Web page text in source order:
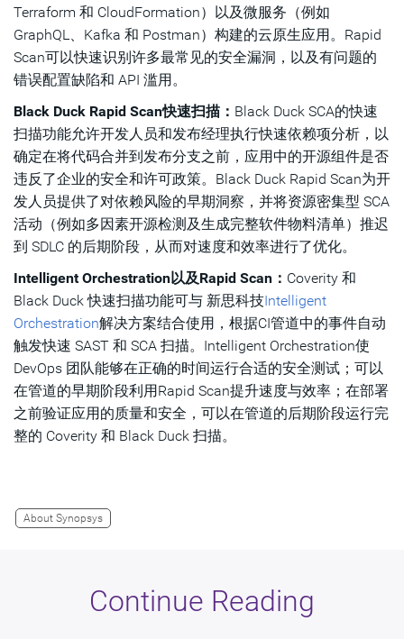
Terraform 和 CloudFormation）以及微服务（例如
GraphQL、Kafka 和 Postman）构建的云原生应用。Rapid
Scan可以快速识别许多最常见的安全漏洞，以及有问题的
错误配置缺陷和 API 滥用。
Black Duck Rapid Scan快速扫描： Black Duck SCA的快速
扫描功能允许开发人员和发布经理执行快速依赖项分析，以
确定在将代码合并到发布分支之前，应用中的开源组件是否
违反了企业的安全和许可政策。Black Duck Rapid Scan为开
发人员提供了对依赖风险的早期洞察，并将资源密集型 SCA
活动（例如多因素开源检测及生成完整软件物料清单）推迟
到 SDLC 的后期阶段，从而对速度和效率进行了优化。
Intelligent Orchestration以及Rapid Scan： Coverity 和
Black Duck 快速扫描功能可与 新思科技Intelligent
Orchestration解决方案结合使用，根据CI管道中的事件自动
触发快速 SAST 和 SCA 扫描。Intelligent Orchestration使
DevOps 团队能够在正确的时间运行合适的安全测试；可以
在管道的早期阶段利用Rapid Scan提升速度与效率；在部署
之前验证应用的质量和安全，可以在管道的后期阶段运行完
整的 Coverity 和 Black Duck 扫描。
About Synopsys
Continue Reading